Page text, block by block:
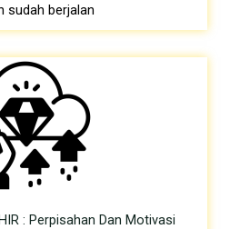
sudah berjalan
: Perpisahan Dan Motivasi